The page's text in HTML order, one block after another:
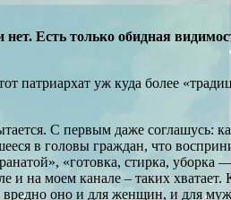
Есть только обидная
патриархат уж куда более
С первым даже соглашусь:
в головы граждан, что
«готовка, стирка, уборка
на моем канале – таких хватает.
оно и для женщин, и для